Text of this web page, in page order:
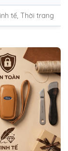
tế, Thời trang